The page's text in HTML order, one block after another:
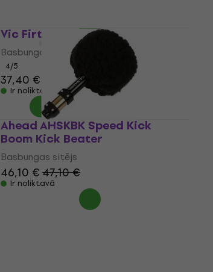
Vic Firth VKB5
Basbungas sitējs
4/5
37,40 €
Ir noliktavā
Ahead AHSKBK Speed Kick
Boom Kick Beater
Basbungas sitējs
46,10 €47,10 €
Ir noliktavā